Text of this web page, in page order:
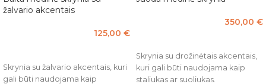
žalvario akcentais
125,00 €
Skrynia su žalvario akcentais, kuri
gali būti naudojama kaip
350,00 €
Skrynia su drožinėtais akcentais,
kuri gali būti naudojama kaip
staliukas ar suoliukas.